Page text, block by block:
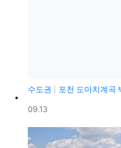
수도권
포천 도마치계곡 백패
등록일
09.13